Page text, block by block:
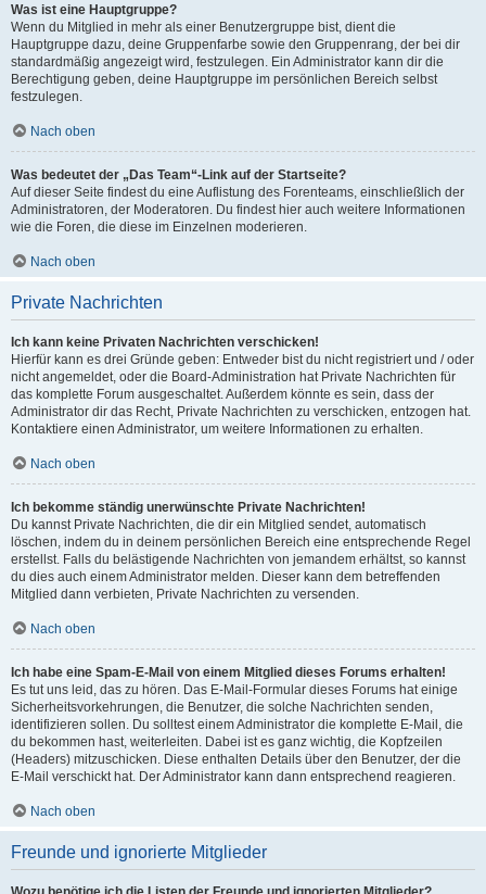
Was ist eine Hauptgruppe?
Wenn du Mitglied in mehr als einer Benutzergruppe bist, dient die
Hauptgruppe dazu, deine Gruppenfarbe sowie den Gruppenrang, der bei dir
standardmäßig angezeigt wird, festzulegen. Ein Administrator kann dir die
Berechtigung geben, deine Hauptgruppe im persönlichen Bereich selbst
festzulegen.
Nach oben
Was bedeutet der „Das Team“-Link auf der Startseite?
Auf dieser Seite findest du eine Auflistung des Forenteams, einschließlich der
Administratoren, der Moderatoren. Du findest hier auch weitere Informationen
wie die Foren, die diese im Einzelnen moderieren.
Nach oben
Private Nachrichten
Ich kann keine Privaten Nachrichten verschicken!
Hierfür kann es drei Gründe geben: Entweder bist du nicht registriert und / oder
nicht angemeldet, oder die Board-Administration hat Private Nachrichten für
das komplette Forum ausgeschaltet. Außerdem könnte es sein, dass der
Administrator dir das Recht, Private Nachrichten zu verschicken, entzogen hat.
Kontaktiere einen Administrator, um weitere Informationen zu erhalten.
Nach oben
Ich bekomme ständig unerwünschte Private Nachrichten!
Du kannst Private Nachrichten, die dir ein Mitglied sendet, automatisch
löschen, indem du in deinem persönlichen Bereich eine entsprechende Regel
erstellst. Falls du belästigende Nachrichten von jemandem erhältst, so kannst
du dies auch einem Administrator melden. Dieser kann dem betreffenden
Mitglied dann verbieten, Private Nachrichten zu versenden.
Nach oben
Ich habe eine Spam-E-Mail von einem Mitglied dieses Forums erhalten!
Es tut uns leid, das zu hören. Das E-Mail-Formular dieses Forums hat einige
Sicherheitsvorkehrungen, die Benutzer, die solche Nachrichten senden,
identifizieren sollen. Du solltest einem Administrator die komplette E-Mail, die
du bekommen hast, weiterleiten. Dabei ist es ganz wichtig, die Kopfzeilen
(Headers) mitzuschicken. Diese enthalten Details über den Benutzer, der die
E-Mail verschickt hat. Der Administrator kann dann entsprechend reagieren.
Nach oben
Freunde und ignorierte Mitglieder